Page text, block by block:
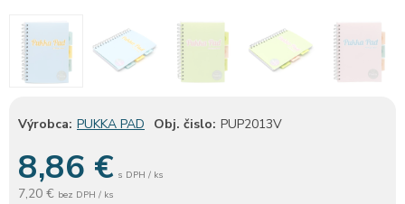
Výrobca: PUKKA PAD Obj. čislo: PUP2013V
8,86 € s DPH / ks
7,20 € bez DPH / ks